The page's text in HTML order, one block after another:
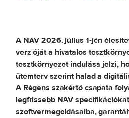
A NAV 2026. július 1-jén
verzióját a hivatalos
tesztkörnyezet indulása jelzi,
ütemterv szerint halad a
A Régens szakértő csapata
legfrissebb NAV
szoftvermegoldásaiba,